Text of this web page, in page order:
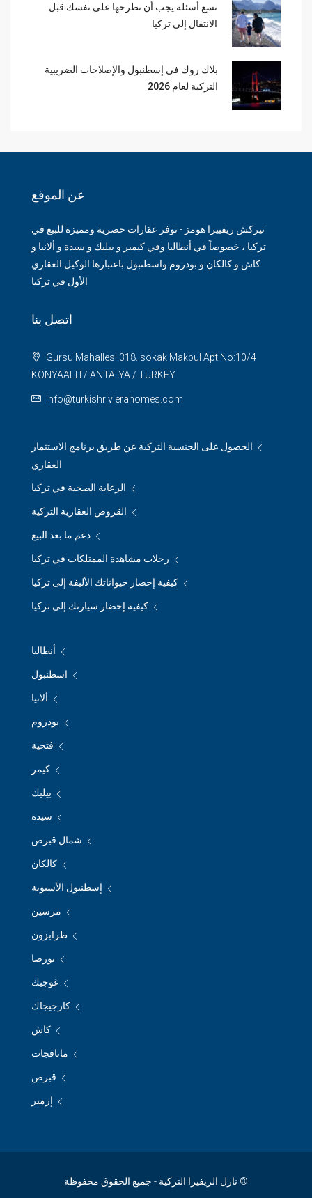
تسع أسئلة يجب أن تطرحها على نفسك قبل
الانتقال إلى تركيا
بلاك روك في إسطنبول والإصلاحات الضريبية
التركية لعام 2026
عن الموقع
تيركش ريفييرا هومز - توفر عقارات حصرية ومميزة للبيع في
تركيا ، خصوصاً في أنطاليا وفي كيمير و بيليك و سيدة و ألانيا و
كاش و كالكان و بودروم واسطنبول باعتبارها الوكيل العقاري
الأول في تركيا
اتصل بنا
Gursu Mahallesi 318. sokak Makbul Apt.No:10/4
KONYAALTI / ANTALYA / TURKEY
info@turkishrivierahomes.com
الحصول على الجنسية التركية عن طريق برنامج الاستثمار
العقاري
الرعاية الصحية في تركيا
القروض العقارية التركية
دعم ما بعد البيع
رحلات مشاهدة الممتلكات في تركيا
كيفية إحضار حيواناتك الأليفة إلى تركيا
كيفية إحضار سيارتك إلى تركيا
أنطاليا
اسطنبول
ألانيا
بودروم
فتحية
كيمر
بيليك
سيده
شمال قبرص
كالكان
إسطنبول الأسيوية
مرسين
طرابزون
بورصا
غوجيك
كارجيجاك
كاش
مانافجات
قبرص
إزمير
© نازل الريفيرا التركية - جميع الحقوق محفوظة